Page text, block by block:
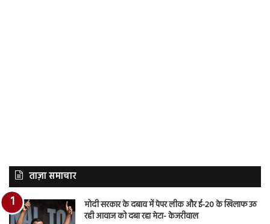
ताज़ा समाचार
मोदी सरकार के दबाव में पेपर लीक और ई-20 के खिलाफ उठ
रही आवाज को दबा रहा मेटा- केजरीवाल